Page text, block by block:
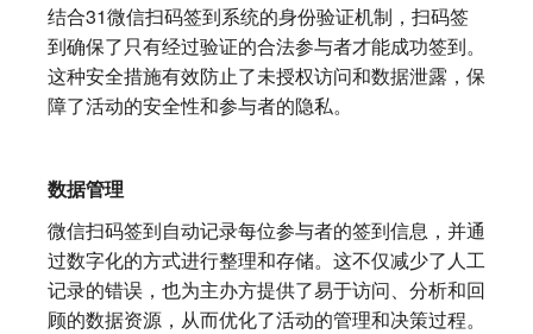
结合31微信扫码签到系统的身份验证机制，扫码签
到确保了只有经过验证的合法参与者才能成功签到。
这种安全措施有效防止了未授权访问和数据泄露，保
障了活动的安全性和参与者的隐私。
数据管理
微信扫码签到自动记录每位参与者的签到信息，并通
过数字化的方式进行整理和存储。这不仅减少了人工
记录的错误，也为主办方提供了易于访问、分析和回
顾的数据资源，从而优化了活动的管理和决策过程。